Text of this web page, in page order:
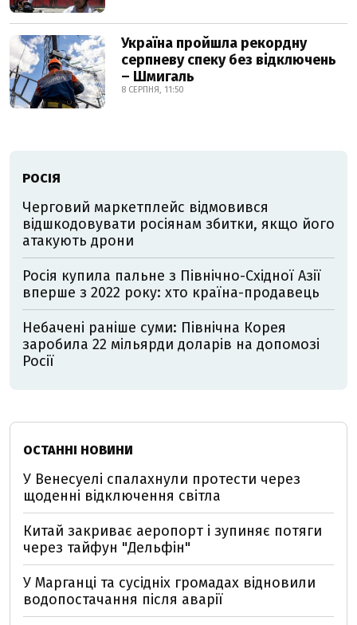
Україна пройшла рекордну
серпневу спеку без відключень
– Шмигаль
8 СЕРПНЯ, 11:50
РОСІЯ
Черговий маркетплейс відмовився
відшкодовувати росіянам збитки, якщо його
атакують дрони
Росія купила пальне з Північно-Східної Азії
вперше з 2022 року: хто країна-продавець
Небачені раніше суми: Північна Корея
заробила 22 мільярди доларів на допомозі
Росії
ОСТАННІ НОВИНИ
У Венесуелі спалахнули протести через
щоденні відключення світла
Китай закриває аеропорт і зупиняє потяги
через тайфун "Дельфін"
У Марганці та сусідніх громадах відновили
водопостачання після аварії